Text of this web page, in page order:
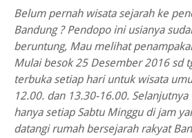
Belum pernah wisata sejarah ke
Bandung ? Pendopo ini usianya
beruntung, Mau melihat
Mulai besok 25 Desember 2016 sd
terbuka setiap hari untuk wisata
12.00. dan 13.30-16.00.
hanya setiap Sabtu Minggu di jam
datangi rumah bersejarah rakyat